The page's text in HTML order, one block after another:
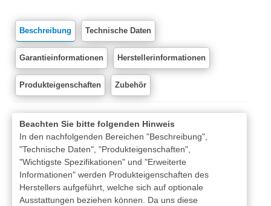
Beschreibung Technische Daten
Garantieinformationen Herstellerinformationen
Produkteigenschaften Zubehör
Beachten Sie bitte folgenden Hinweis
In den nachfolgenden Bereichen "Beschreibung",
"Technische Daten", "Produkteigenschaften",
"Wichtigste Spezifikationen" und "Erweiterte
Informationen" werden Produkteigenschaften des
Herstellers aufgeführt, welche sich auf optionale
Ausstattungen beziehen können. Da uns diese